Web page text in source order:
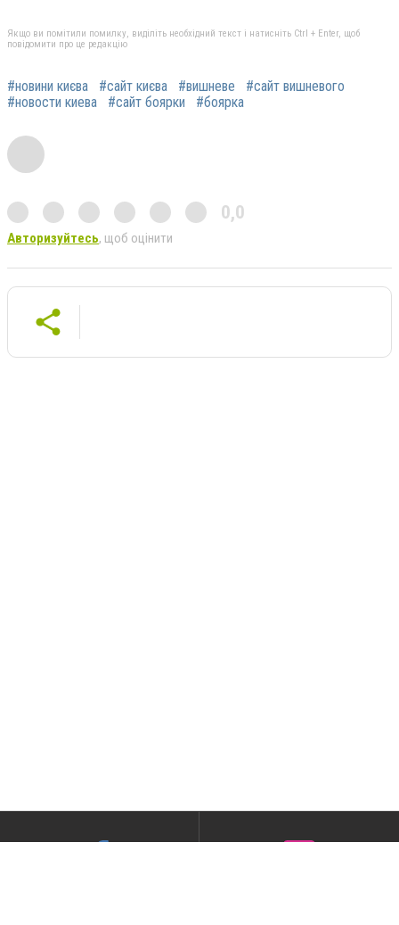
Якщо ви помітили помилку, виділіть необхідний текст і натисніть Ctrl + Enter, щоб
повідомити про це редакцію
#новини києва #сайт києва #вишневе
#сайт вишневого
#новости киева
#сайт боярки #боярка
0,0
Авторизуйтесь, щоб оцінити